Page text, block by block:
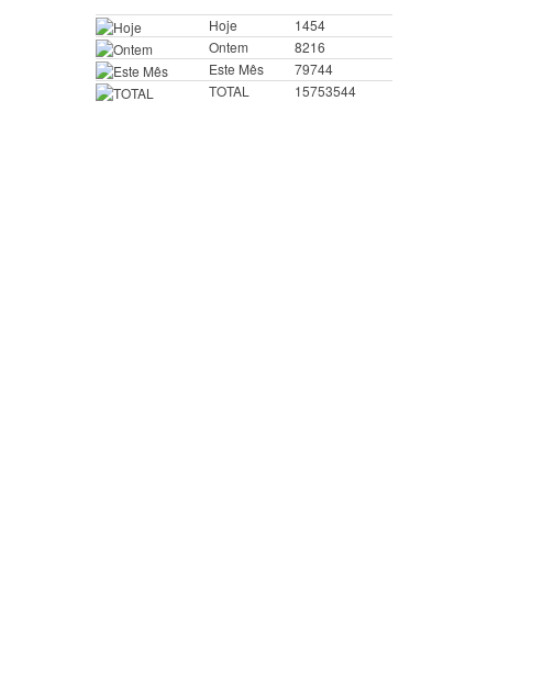
Hoje
1454
Ontem
8216
Este Mês
79744
TOTAL
15753544